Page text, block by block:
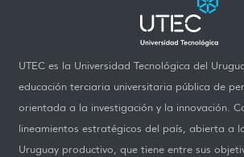
UTEC es la Universidad Tecnológica del
educación terciaria universitaria pública de
orientada a la investigación y la innovación.
lineamientos estratégicos del país, abierta a
Uruguay productivo, que tiene entre sus